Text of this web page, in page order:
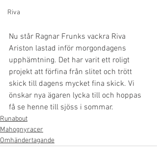
Riva
Nu står Ragnar Frunks vackra Riva
Ariston lastad inför morgondagens
upphämtning. Det har varit ett roligt
projekt att förfina från slitet och trött
skick till dagens mycket fina skick. Vi
önskar nya ägaren lycka till och hoppas
få se henne till sjöss i sommar.
Runabout
Mahognyracer
Omhändertagande